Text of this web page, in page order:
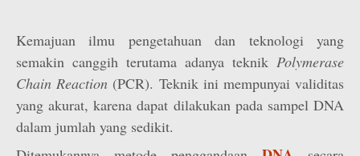
Kemajuan ilmu pengetahuan dan teknologi yang
semakin canggih terutama adanya teknik Polymerase
Chain Reaction (PCR). Teknik ini mempunyai validitas
yang akurat, karena dapat dilakukan pada sampel DNA
dalam jumlah yang sedikit.